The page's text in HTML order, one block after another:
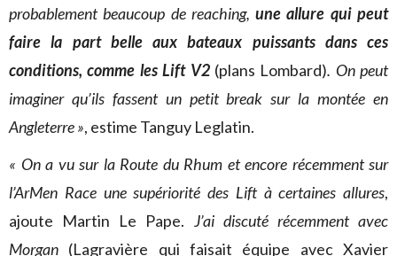
probablement beaucoup de reaching,une allure qui peut
faire la part belle aux bateaux puissants dans ces
conditions, comme les Lift V2(plans Lombard). On peut
imaginer qu’ils fassent un petit break sur la montée en
Angleterre », estime Tanguy Leglatin.
« On a vu sur la Route du Rhum et encore récemment sur
l’ArMen Race une supériorité des Lift à certaines allures,
ajoute Martin Le Pape. J’ai discuté récemment avec
Morgan (Lagravière qui faisait équipe avec Xavier